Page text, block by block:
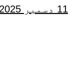
11 دسمبر 2025